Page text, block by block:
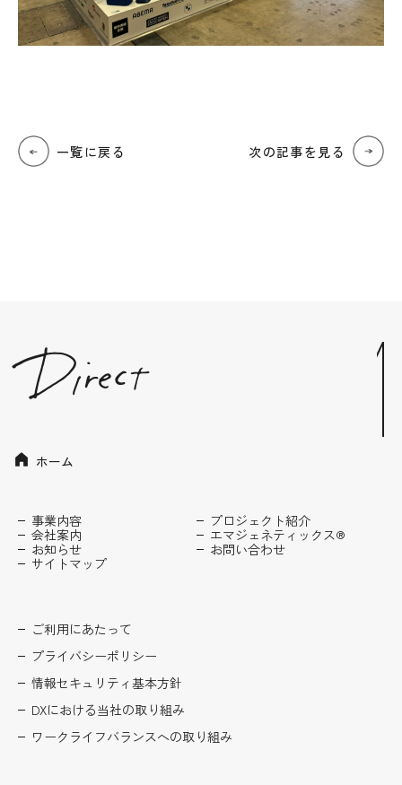
一覧に戻る 次の記事を見る
ホーム
事業内容
プロジェクト紹介
会社案内
エマジェネティックス®
お知らせ
お問い合わせ
サイトマップ
ご利用にあたって
プライバシーポリシー
情報セキュリティ基本方針
DXにおける当社の取り組み
ワークライフバランスへの取り組み